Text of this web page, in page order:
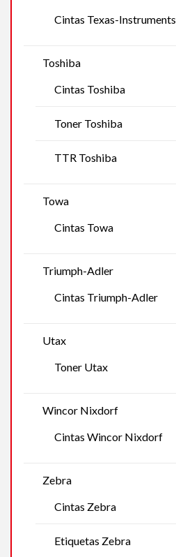
Cintas Texas-Instruments
Toshiba
Cintas Toshiba
Toner Toshiba
TTR Toshiba
Towa
Cintas Towa
Triumph-Adler
Cintas Triumph-Adler
Utax
Toner Utax
Wincor Nixdorf
Cintas Wincor Nixdorf
Zebra
Cintas Zebra
Etiquetas Zebra